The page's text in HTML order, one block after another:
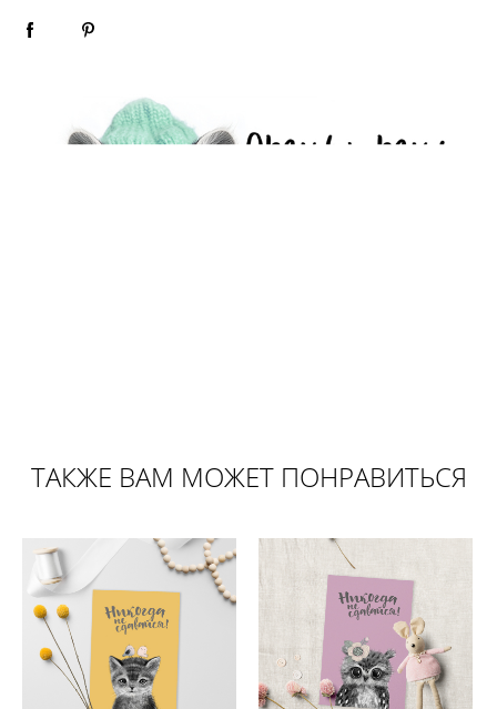
ТАКЖЕ ВАМ МОЖЕТ ПОНРАВИТЬСЯ